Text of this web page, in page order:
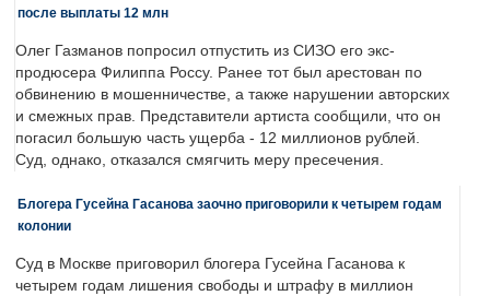
после выплаты 12 млн
Олег Газманов попросил отпустить из СИЗО его экс-
продюсера Филиппа Россу. Ранее тот был арестован по
обвинению в мошенничестве, а также нарушении авторских
и смежных прав. Представители артиста сообщили, что он
погасил большую часть ущерба - 12 миллионов рублей.
Суд, однако, отказался смягчить меру пресечения.
Блогера Гусейна Гасанова заочно приговорили к четырем годам
колонии
Суд в Москве приговорил блогера Гусейна Гасанова к
четырем годам лишения свободы и штрафу в миллион